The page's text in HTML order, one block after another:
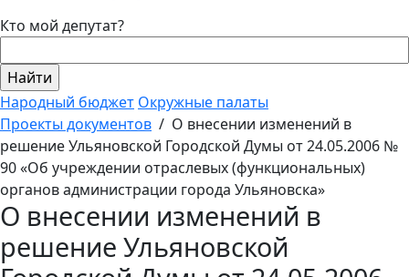
Кто мой депутат?
Народный бюджет Окружные палаты
Проекты документов / О внесении изменений в
решение Ульяновской Городской Думы от 24.05.2006 №
90 «Об учреждении отраслевых (функциональных)
органов администрации города Ульяновска»
О внесении изменений в
решение Ульяновской